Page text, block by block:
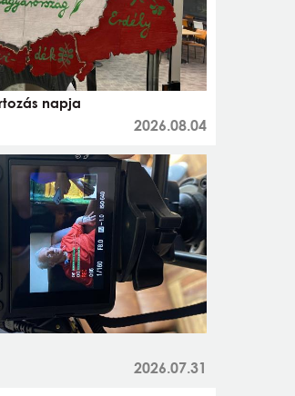
napja
2026.08.04
2026.07.31